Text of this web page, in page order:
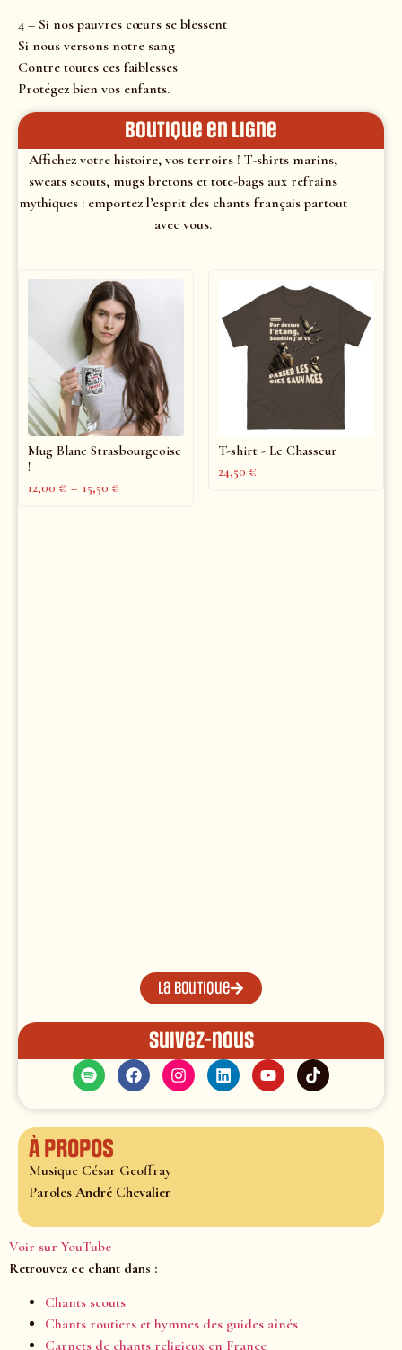
4 – Si nos pauvres cœurs se blessent
Si nous versons notre sang
Contre toutes ces faiblesses
Protégez bien vos enfants.
Boutique en ligne
Affichez votre histoire, vos terroirs ! T-shirts marins,
sweats scouts, mugs bretons et tote-bags aux refrains
mythiques : emportez l’esprit des chants français partout
avec vous.
Mug Blanc Strasbourgeoise
!
12,00 € – 15,50 €
T-shirt - Le Chasseur
24,50 €
La boutique
Suivez-nous
À propos
Musique César Geoffray
Paroles André Chevalier
Voir sur YouTube
Retrouvez ce chant dans :
Chants scouts
Chants routiers et hymnes des guides aînés
Carnets de chants religieux en France